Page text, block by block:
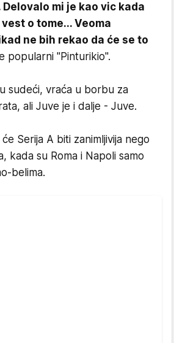
mi je kao vic kada
o tome... Veoma
ne bih rekao da će se to
popularni "Pinturikio".
sudeći, vraća u borbu za
ali Juve je i dalje - Juve.
Serija A biti zanimljivija nego
kada su Roma i Napoli samo
belima.